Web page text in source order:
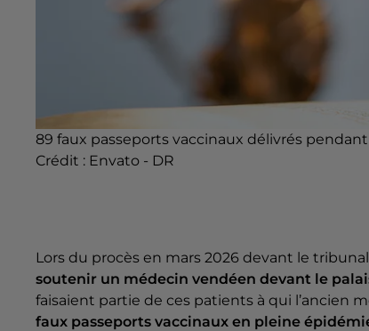
89 faux passeports vaccinaux délivrés
Crédit : Envato - DR
Lors du procès en mars 2026 devant le
soutenir un médecin vendéen devant le
faisaient partie de ces patients à qui l’ancien
faux passeports vaccinaux en pleine